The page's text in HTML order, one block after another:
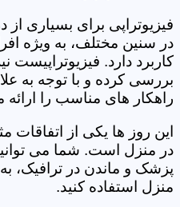
فیزیوتراپی برای بسیاری
در سنین مختلف، به ویژه
کاربرد دارد.
بررسی کرده و با توجه به
راهکار های مناسب را
این روز ها یکی از اتفاقات
در منزل است. شما می
پزشک و ماندن در ترافیک،
منزل استفاده کنید.